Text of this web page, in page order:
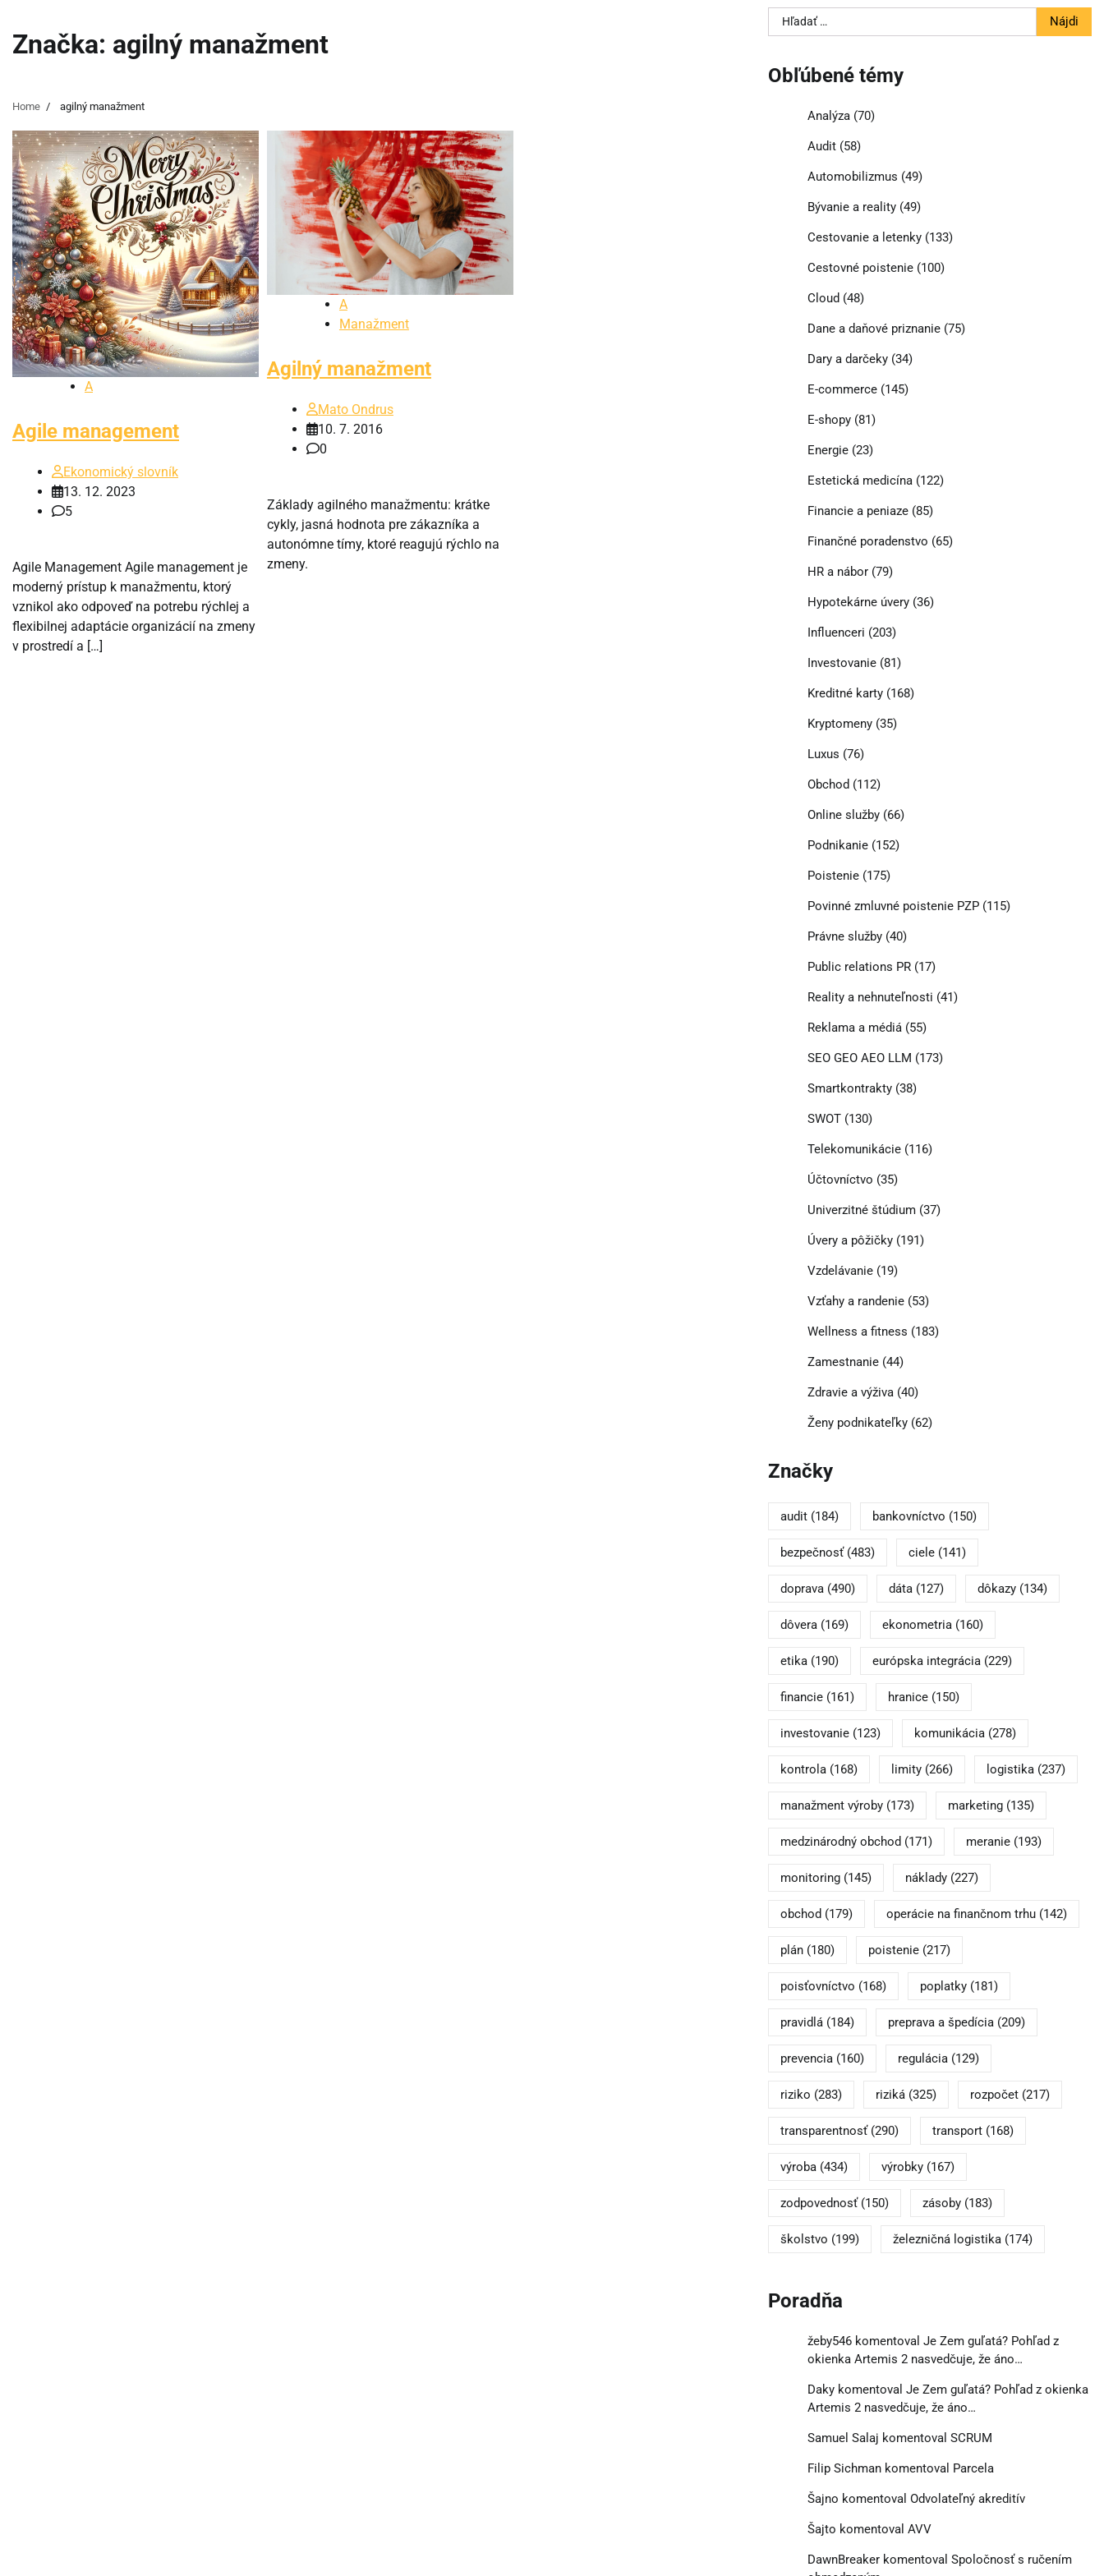
Značka: agilný manažment
Home agilný manažment
A
Agile management
Ekonomický slovník
13. 12. 2023
5
Agile Management Agile management je
moderný prístup k manažmentu, ktorý
vznikol ako odpoveď na potrebu rýchlej a
flexibilnej adaptácie organizácií na zmeny
v prostredí a […]
A
Manažment
Agilný manažment
Mato Ondrus
10. 7. 2016
0
Základy agilného manažmentu: krátke
cykly, jasná hodnota pre zákazníka a
autonómne tímy, ktoré reagujú rýchlo na
zmeny.
Hľadať:
Obľúbené témy
Analýza(70)
Audit(58)
Automobilizmus (49)
Bývanie a reality(49)
Cestovanie a letenky(133)
Cestovné poistenie(100)
Cloud (48)
Dane a daňové priznanie(75)
Dary a darčeky(34)
E-commerce(145)
E-shopy(81)
Energie(23)
Estetická medicína(122)
Financie a peniaze(85)
Finančné poradenstvo (65)
HR a nábor(79)
Hypotekárne úvery(36)
Influenceri (203)
Investovanie(81)
Kreditné karty(168)
Kryptomeny(35)
Luxus (76)
Obchod (112)
Online služby(66)
Podnikanie(152)
Poistenie(175)
Povinné zmluvné poistenie PZP(115)
Právne služby(40)
Public relations PR(17)
Reality a nehnuteľnosti (41)
Reklama a médiá(55)
SEO GEO AEO LLM (173)
Smartkontrakty(38)
SWOT(130)
Telekomunikácie(116)
Účtovníctvo (35)
Univerzitné štúdium(37)
Úvery a pôžičky(191)
Vzdelávanie(19)
Vzťahy a randenie(53)
Wellness a fitness (183)
Zamestnanie(44)
Zdravie a výživa(40)
Ženy podnikateľky(62)
Značky
audit(184) bankovníctvo (150)
bezpečnosť(483) ciele(141)
doprava(490) dáta(127) dôkazy(134)
dôvera(169) ekonometria(160)
etika(190) európska integrácia(229)
financie(161) hranice(150)
investovanie(123) komunikácia(278)
kontrola(168) limity(266) logistika(237)
manažment výroby(173) marketing(135)
medzinárodný obchod (171) meranie(193)
monitoring(145) náklady(227)
obchod (179) operácie na finančnom trhu(142)
plán(180) poistenie(217)
poisťovníctvo (168) poplatky(181)
pravidlá(184) preprava a špedícia(209)
prevencia(160) regulácia(129)
riziko (283) riziká(325) rozpočet(217)
transparentnosť(290) transport(168)
výroba(434) výrobky(167)
zodpovednosť(150) zásoby(183)
školstvo (199) železničná logistika(174)
Poradňa
žeby546komentoval Je Zem guľatá? Pohľad z
okienka Artemis 2 nasvedčuje, že áno…
Dakykomentoval Je Zem guľatá? Pohľad z okienka
Artemis 2 nasvedčuje, že áno…
Samuel Salaj komentoval SCRUM
Filip Sichmankomentoval Parcela
Šajno komentoval Odvolateľný akreditív
Šajto komentoval AVV
DawnBreakerkomentoval Spoločnosť s ručením